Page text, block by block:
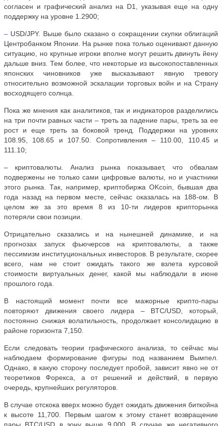
согласен и графический анализ на D1, указывая еще на одну
поддержку на уровне 1.2900;
– USD/JPY. Выше было сказано о сокращении скупки облигаций
Центробанком Японии. На рынке пока только оценивают данную
ситуацию, но крупные игроки вполне могут решить двинуть йену
дальше вниз. Тем более, что некоторые из высокопоставленных
японских чиновников уже высказывают явную тревогу
относительно возможной эскалации торговых войн и на Страну
восходящего солнца.
Пока же мнения как аналитиков, так и индикаторов разделились
на три почти равных части – треть за падение пары, треть за ее
рост и еще треть за боковой тренд. Поддержки на уровнях
108.95, 108.65 и 107.50. Сопротивления – 110.00, 110.45 и
111.10;
– криптовалюты. Анализ рынка показывает, что обвалам
подвержены не только сами цифровые валюты, но и участники
этого рынка. Так, например, криптобиржаOKcoin , бывшая два
года назад на первом месте, сейчас оказалась на 188-ом. В
целом же за это время 8 из 10-ти лидеров крипторынка
потеряли свои позиции.
Отрицательно сказались и на нынешней динамике, и на
прогнозах запуск фьючерсов на криптовалюты, а также
пессимизм институциональных инвесторов. В результате, скорее
всего, нам не стоит ожидать такого же взлета курсовой
стоимости виртуальных денег, какой мы наблюдали в июне
прошлого года.
В настоящий момент почти все мажорные крипто-пары
повторяют движения своего лидера – BTC/USD , который,
постоянно снижая волатильность, продолжает консолидацию в
районе горизонта 7,150.
Если следовать теории графического анализа, то сейчас мы
наблюдаем формирование фигуры под названием Вымпел.
Однако, в какую сторону последует пробой, зависит явно не от
теоретиков Форекса, а от решений и действий, в первую
очередь, крупнейших регуляторов.
В случае отскока вверх можно будет ожидать движения биткойна
к высоте 11,700. Первым шагом к этому станет возвращение